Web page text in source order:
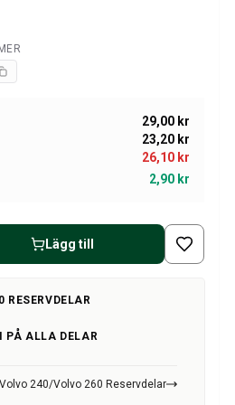
bakaxel
1800 (1961-73)
29,00 kr
23,20 kr
26,10 kr
2,90 kr
Lägg till
RESERVDELAR
PÅ ALLA DELAR
240/Volvo 260 Reservdelar